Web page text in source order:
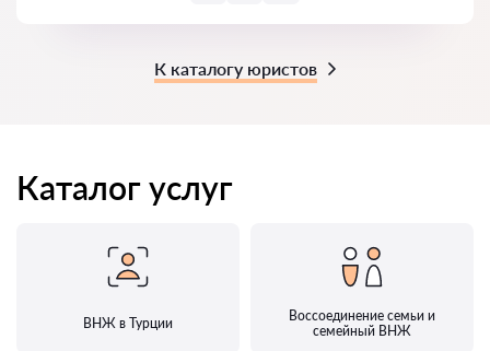
К каталогу юристов
Каталог услуг
ВНЖ в Турции
Воссоединение семьи и
семейный ВНЖ